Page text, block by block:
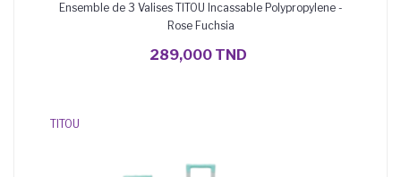
Ensemble de 3 Valises TITOU Incassable Polypropylene -
Rose Fuchsia
289,000 TND
TITOU